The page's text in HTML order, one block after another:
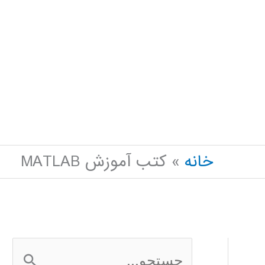
خانه
کتب آموزش MATLAB